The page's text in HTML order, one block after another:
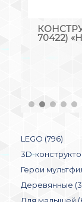
70422)
LEGO (796)
3D-
Герои
Деревянные